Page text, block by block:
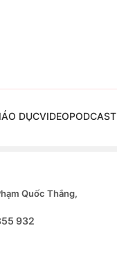
DỤCVIDEOPODCAST
Quốc Thắng,
932